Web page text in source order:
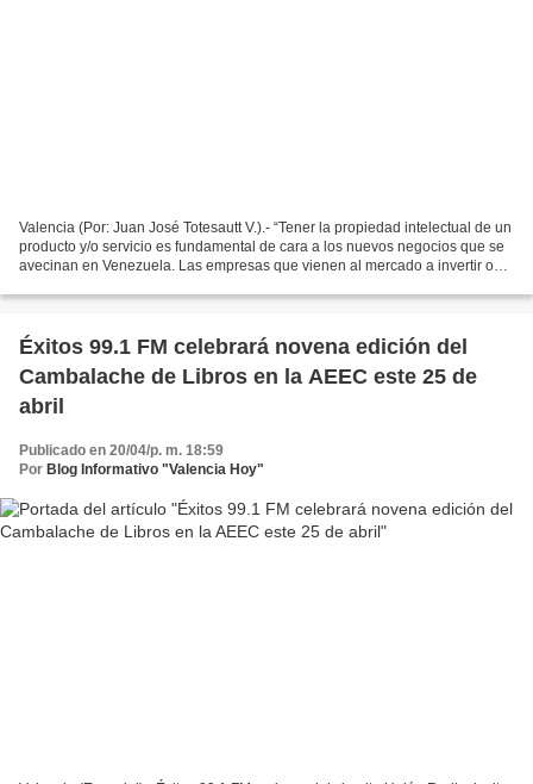
Valencia (Por: Juan José Totesautt V.).- “Tener la propiedad intelectual de un
producto y/o servicio es fundamental de cara a los nuevos negocios que se
avecinan en Venezuela. Las empresas que vienen al mercado a invertir o
Éxitos 99.1 FM celebrará novena edición del
Cambalache de Libros en la AEEC este 25 de
abril
Publicado en 20/04/p. m. 18:59
Por Blog Informativo "Valencia Hoy"